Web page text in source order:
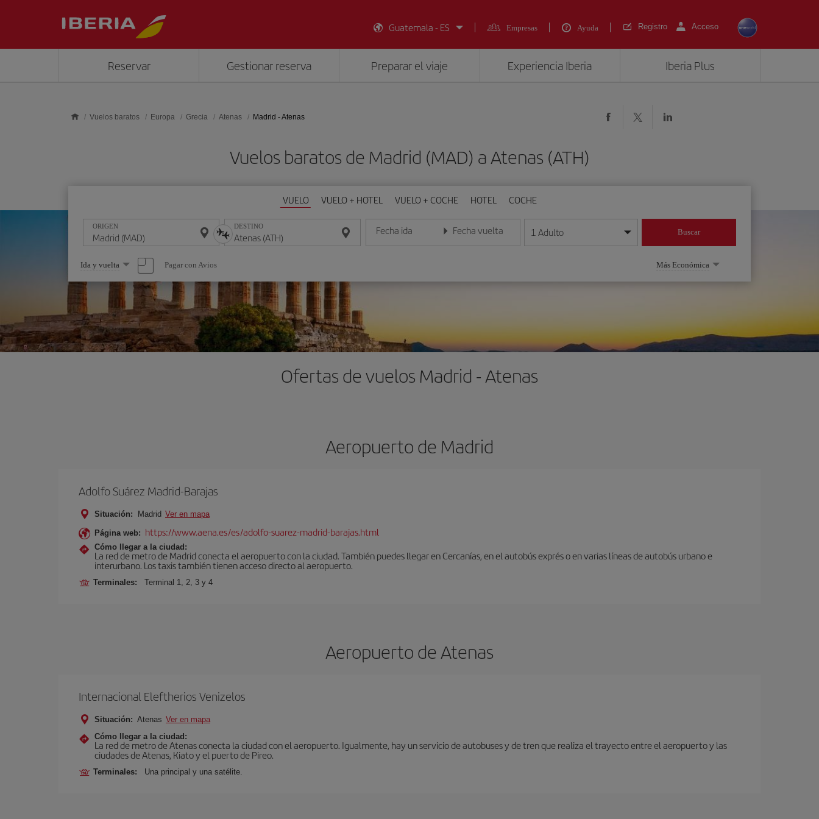
Guatemala - ES
Empresas Ayuda Registro Acceso
Reservar Gestionar reserva Preparar el viaje Experiencia Iberia Iberia Plus
Vuelos baratos Europa Grecia Atenas Madrid - Atenas
Vuelos baratos de Madrid (MAD) a Atenas (ATH)
VUELO VUELO + HOTEL VUELO + COCHE HOTEL COCHE
ORIGEN DESTINO Fecha ida
Introduce la fecha en formato día/mes/año
Fecha vuelta
Introduce la fecha en formato día/mes/año
1 Adulto Buscar
Seleccione
una
opción
Ida y vuelta Pagar con Avios Más Económica
Ofertas de vuelos Madrid - Atenas
Aeropuerto de Madrid
Adolfo Suárez Madrid-Barajas
Situación: Madrid Ver en mapa
Página web: https://www.aena.es/es/adolfo-suarez-madrid-barajas.html
Cómo llegar a la ciudad:
La red de metro de Madrid conecta el aeropuerto con la ciudad. También puedes llegar en Cercanías, en el autobús exprés o en varias líneas de autobús urbano e
interurbano. Los taxis también tienen acceso directo al aeropuerto.
Terminales: Terminal 1, 2, 3 y 4
Aeropuerto de Atenas
Internacional Eleftherios Venizelos
Situación: Atenas Ver en mapa
Cómo llegar a la ciudad:
La red de metro de Atenas conecta la ciudad con el aeropuerto. Igualmente, hay un servicio de autobuses y de tren que realiza el trayecto entre el aeropuerto y las
ciudades de Atenas, Kiato y el puerto de Pireo.
Terminales: Una principal y una satélite.